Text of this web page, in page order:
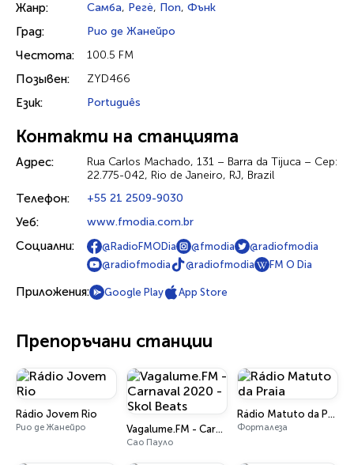
Жанр: Самба, Регѐ, Поп, Фънк
Град: Рио де Жанейро
Честота: 100.5 FM
Позывен: ZYD466
Език: Português
Контакти на станцията
Адрес:
Rua Carlos Machado, 131 – Barra da Tijuca – Cep:
22.775-042, Rio de Janeiro, RJ, Brazil
Телефон: +55 21 2509-9030
Уеб: www.fmodia.com.br
Социални: @RadioFMODia @fmodia
@radiofmodia
@radiofmodia
@radiofmodia FM O Dia
Приложения: Google Play App Store
Препоръчани станции
Rádio Jovem Rio
Рио де Жанейро Vagalume.FM - Carnaval 2020 - Skol Beats
Сао Пауло
Rádio Matuto da Praia
Форталеза